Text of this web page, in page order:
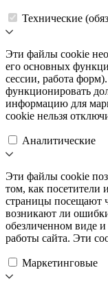
Технические
Эти файлы cookie
его основных
сессии, работа
функционировать
информацию для
cookie нельзя
Аналитические
Эти файлы cookie
том, как посетители
страницы посещают
возникают ли
обезличенном виде и
работы сайта. Эти
Маркетинговые